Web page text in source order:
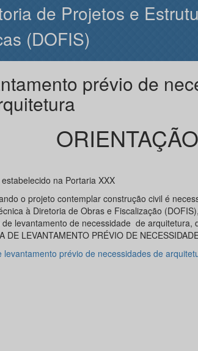
de Projetos e
(DOFIS)
prévio de
na Portaria XXX
o projeto contemplar construção civil é
à Diretoria de Obras e Fiscalização
levantamento de necessidade de arquitetura,
DE LEVANTAMENTO PRÉVIO DE
levantamento prévio de necessidades de